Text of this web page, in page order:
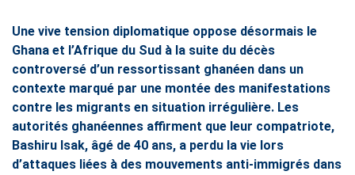
Une vive tension diplomatique oppose désormais le
Ghana et l’Afrique du Sud à la suite du décès
controversé d’un ressortissant ghanéen dans un
contexte marqué par une montée des manifestations
contre les migrants en situation irrégulière. Les
autorités ghanéennes affirment que leur compatriote,
Bashiru Isak, âgé de 40 ans, a perdu la vie lors
d’attaques liées à des mouvements anti-immigrés dans